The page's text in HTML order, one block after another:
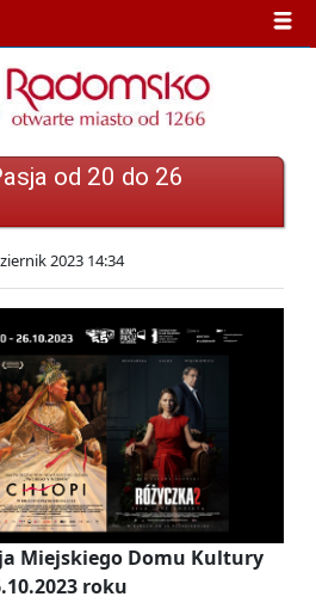
od 20 do 26
2023 14:34
Miejskiego Domu Kultury
roku